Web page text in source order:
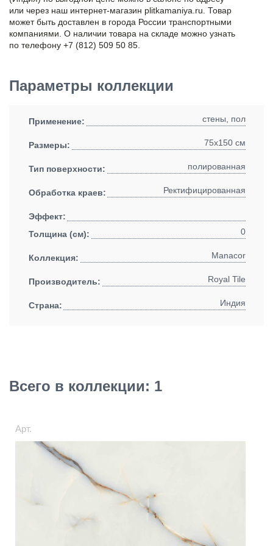
или через наш интернет-магазин plitkamaniya.ru. Товар
может быть доставлен в города России транспортными
компаниями. О наличии товара на складе можно узнать
по телефону +7 (812) 509 50 85.
Параметры коллекции
Применение: стены, пол
Размеры: 75x150 см
Тип поверхности: полированная
Обработка краев: Ректифицированная
Эффект:
Толщина (см):
0
Коллекция: Manacor
Производитель: Royal Tile
Страна: Индия
Всего в коллекции: 1
Арт.